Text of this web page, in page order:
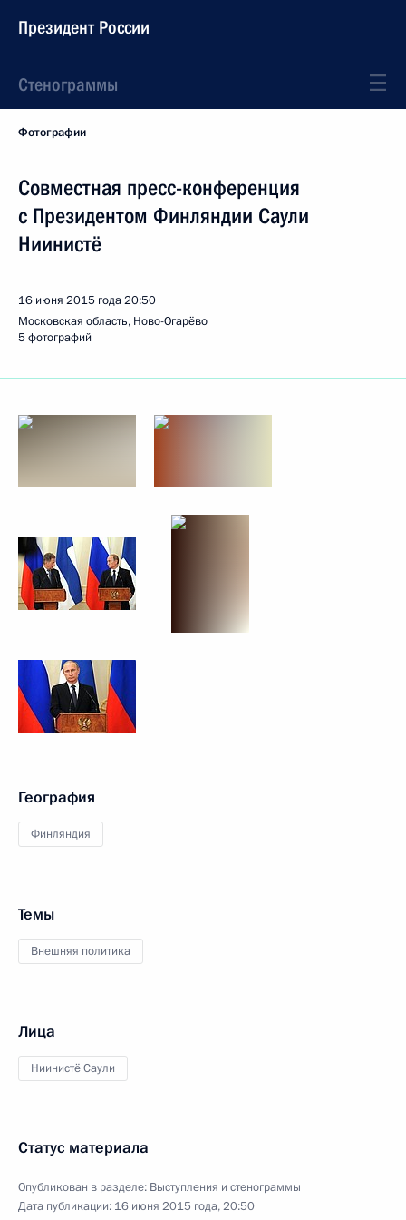
Президент России
Стенограммы
Фотографии
Совместная пресс-конференция
с Президентом Финляндии Саули
Ниинистё
16 июня 2015 года20:50
Московская область, Ново-Огарёво
5 фотографий
География
Финляндия
Темы
Внешняя политика
Лица
Ниинистё Саули
Статус материала
Опубликован в разделе: Выступления и стенограммы
Дата публикации: 16 июня 2015 года, 20:50